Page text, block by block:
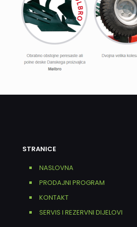
STRANICE
NASLOVNA
PRODAJNI PROGRAM
KONTAKT
SERVIS I REZERVNI DIJELOVI